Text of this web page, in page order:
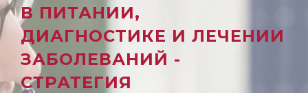
В ПИТАНИИ,
ДИАГНОСТИКЕ И ЛЕЧЕНИИ
ЗАБОЛЕВАНИЙ -
СТРАТЕГИЯ